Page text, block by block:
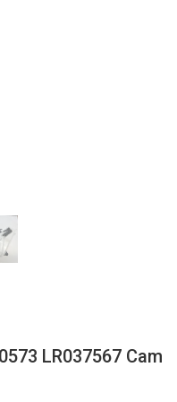
LR037567 Cam